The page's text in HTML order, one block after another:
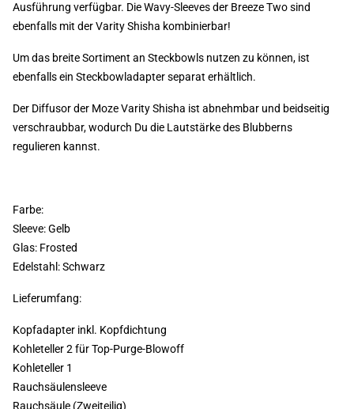
Ausführung verfügbar. Die Wavy-Sleeves der Breeze Two sind
ebenfalls mit der Varity Shisha kombinierbar!
Um das breite Sortiment an Steckbowls nutzen zu können, ist
ebenfalls ein Steckbowladapter separat erhältlich.
Der Diffusor der Moze Varity Shisha ist abnehmbar und beidseitig
verschraubbar, wodurch Du die Lautstärke des Blubberns
regulieren kannst.
Farbe:
Sleeve: Gelb
Glas: Frosted
Edelstahl: Schwarz
Lieferumfang:
Kopfadapter inkl. Kopfdichtung
Kohleteller 2 für Top-Purge-Blowoff
Kohleteller 1
Rauchsäulensleeve
Rauchsäule (Zweiteilig)